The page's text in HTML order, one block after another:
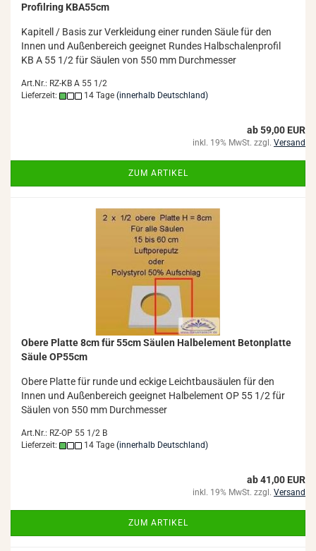
Pro­fil­ring KBA55cm
Ka­pi­tell / Basis zur Ver­klei­dung einer run­den Säule für den
Innen und Au­ßen­be­reich ge­eig­net Run­des Halb­scha­len­pro­fil
KB A 55 1/2 für Säu­len von 550 mm Durch­mes­ser
Art.Nr.: RZ-KB A 55 1/2
Lieferzeit:
14 Tage (innerhalb Deutschland)
ab 59,00 EUR
inkl. 19% MwSt. zzgl. Versand
ZUM ARTIKEL
Obere Plat­te 8cm für 55cm Säu­len Halb­ele­ment Be­ton­plat­te
Säule OP55cm
Obere Plat­te für runde und ecki­ge Leicht­bau­säu­len für den
Innen und Au­ßen­be­reich ge­eig­net Halb­ele­ment OP 55 1/2 für
Säu­len von 550 mm Durch­mes­ser
Art.Nr.: RZ-OP 55 1/2 B
Lieferzeit:
14 Tage (innerhalb Deutschland)
ab 41,00 EUR
inkl. 19% MwSt. zzgl. Versand
ZUM ARTIKEL